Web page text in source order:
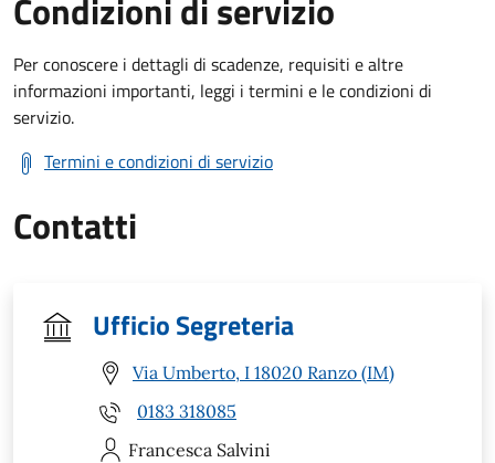
Condizioni di servizio
Per conoscere i dettagli di scadenze, requisiti e altre
informazioni importanti, leggi i termini e le condizioni di
servizio.
Termini e condizioni di servizio
Contatti
Ufficio Segreteria
Via Umberto, I 18020 Ranzo (IM)
0183 318085
Francesca Salvini